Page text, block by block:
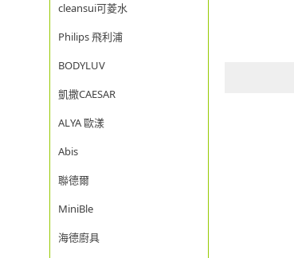
cleansui可菱水
Philips 飛利浦
BODYLUV
凱撒CAESAR
ALYA 歐漾
Abis
聯德爾
MiniBle
海德廚具